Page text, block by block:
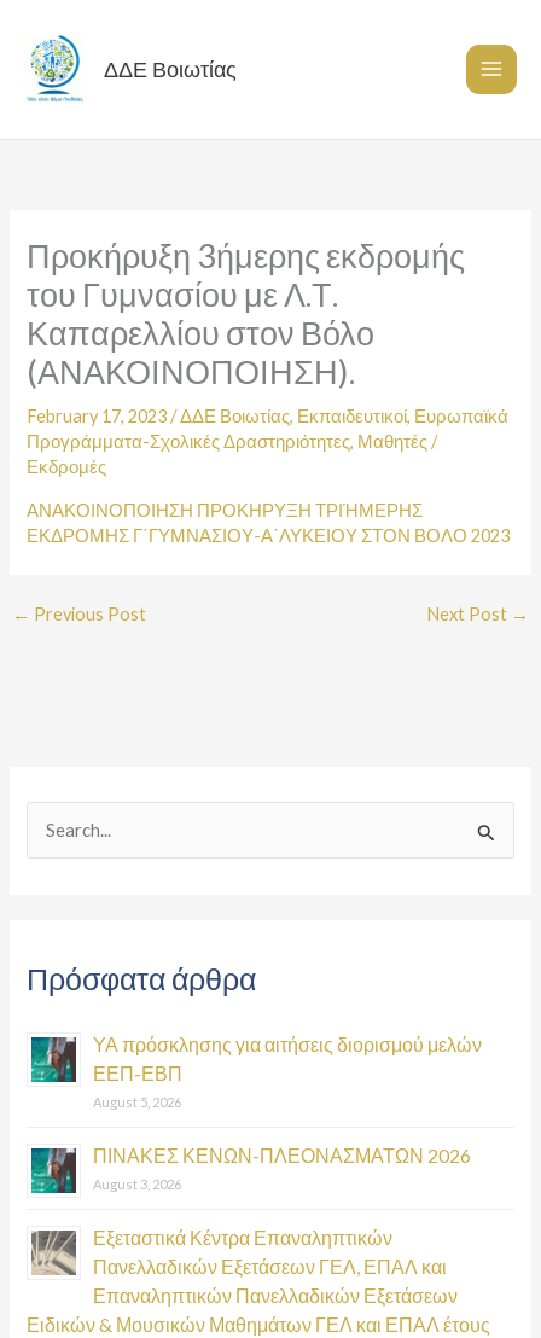
content
ΔΔΕ Βοιωτίας
Προκήρυξη 3ήμερης εκδρομής
του Γυμνασίου με Λ.Τ.
Καπαρελλίου στον Βόλο
(ΑΝΑΚΟΙΝΟΠΟΙΗΣΗ).
February 17, 2023/ΔΔΕ Βοιωτίας, Εκπαιδευτικοί, Ευρωπαϊκά
Προγράμματα-Σχολικές Δραστηριότητες, Μαθητές/
Εκδρομές
ΑΝΑΚΟΙΝΟΠΟΙΗΣΗ ΠΡΟΚΗΡΥΞΗ ΤΡΙΉΜΕΡΗΣ
ΕΚΔΡΟΜΗΣ Γ΄ΓΥΜΝΑΣΙΟΥ-Α΄ΛΥΚΕΙΟΥ ΣΤΟΝ ΒΟΛΟ 2023
← Previous Post Next Post →
c
f
o
Πρόσφατα άρθρα
ΥΑ πρόσκλησης για αιτήσεις διορισμού μελών
ΕΕΠ-ΕΒΠ
August 5, 2026
ΠΙΝΑΚΕΣ ΚΕΝΩΝ-ΠΛΕΟΝΑΣΜΑΤΩΝ 2026
August 3, 2026
Εξεταστικά Κέντρα Επαναληπτικών
Πανελλαδικών Εξετάσεων ΓΕΛ, ΕΠΑΛ και
Επαναληπτικών Πανελλαδικών Εξετάσεων
Ειδικών & Μουσικών Μαθημάτων ΓΕΛ και ΕΠΑΛ έτους